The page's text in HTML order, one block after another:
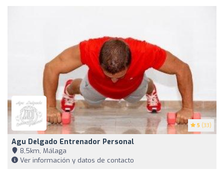
5 (33)
Agu Delgado Entrenador Personal
8,5km, Málaga
Ver información y datos de contacto